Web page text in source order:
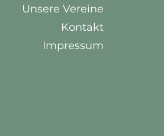
Unsere Vereine
Kontakt
Impressum